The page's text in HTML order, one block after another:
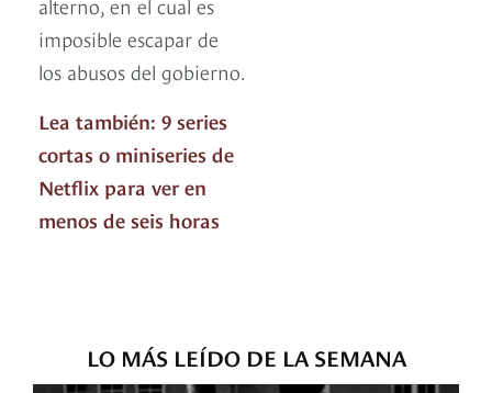
imposible escapar de
los abusos del gobierno.
Lea también: 9 series
cortas o miniseries de
Netflix para ver en
menos de seis horas
LO MÁS LEÍDO DE LA SEMANA